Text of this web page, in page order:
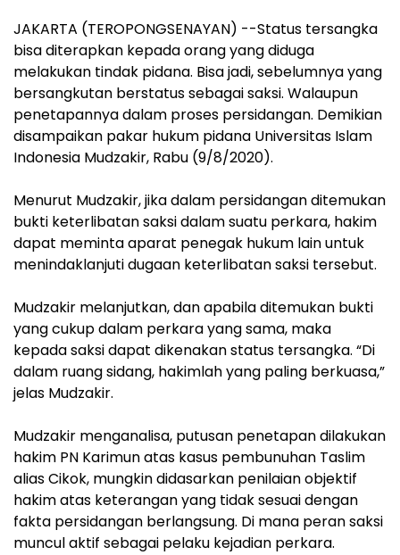
JAKARTA (TEROPONGSENAYAN) --Status tersangka
bisa diterapkan kepada orang yang diduga
melakukan tindak pidana. Bisa jadi, sebelumnya yang
bersangkutan berstatus sebagai saksi. Walaupun
penetapannya dalam proses persidangan. Demikian
disampaikan pakar hukum pidana Universitas Islam
Indonesia Mudzakir, Rabu (9/8/2020).
Menurut Mudzakir, jika dalam persidangan ditemukan
bukti keterlibatan saksi dalam suatu perkara, hakim
dapat meminta aparat penegak hukum lain untuk
menindaklanjuti dugaan keterlibatan saksi tersebut.
Mudzakir melanjutkan, dan apabila ditemukan bukti
yang cukup dalam perkara yang sama, maka
kepada saksi dapat dikenakan status tersangka. “Di
dalam ruang sidang, hakimlah yang paling berkuasa,”
jelas Mudzakir.
Mudzakir menganalisa, putusan penetapan dilakukan
hakim PN Karimun atas kasus pembunuhan Taslim
alias Cikok, mungkin didasarkan penilaian objektif
hakim atas keterangan yang tidak sesuai dengan
fakta persidangan berlangsung. Di mana peran saksi
muncul aktif sebagai pelaku kejadian perkara.